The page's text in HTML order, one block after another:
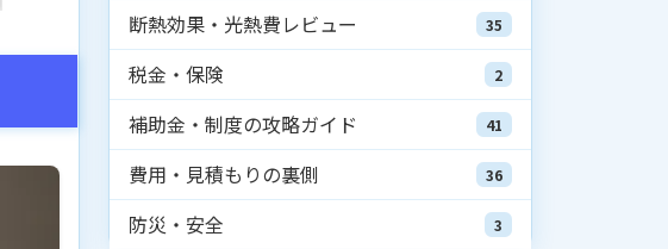
断熱効果・光熱費レビュー 35
税金・保険 2
補助金・制度の攻略ガイド 41
費用・見積もりの裏側 36
防災・安全 3